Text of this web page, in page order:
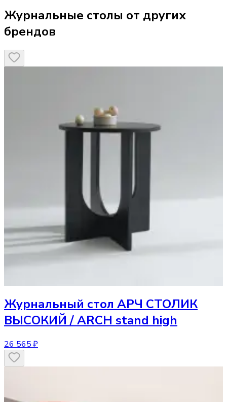
Журнальные столы от других
брендов
Журнальный стол АРЧ СТОЛИК
ВЫСОКИЙ / ARCH stand high
26 565 ₽